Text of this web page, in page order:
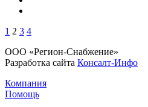
1 2 3 4
ООО «Регион-Снабжение»
Разработка сайта Консалт-Инфо
Компания
Помощь